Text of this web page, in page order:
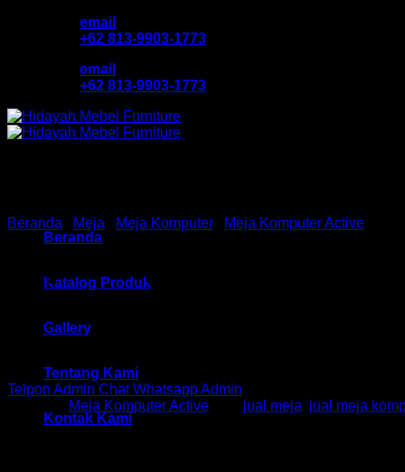
email
+62 813-9903-1773
email
+62 813-9903-1773
Beranda
Katalog Produk
Gallery
Tentang Kami
Kontak Kami
Beranda Meja Meja Komputer Meja Komputer Active
Telpon Admin Chat Whatsapp Admin
Meja Komputer Active jual meja jual meja